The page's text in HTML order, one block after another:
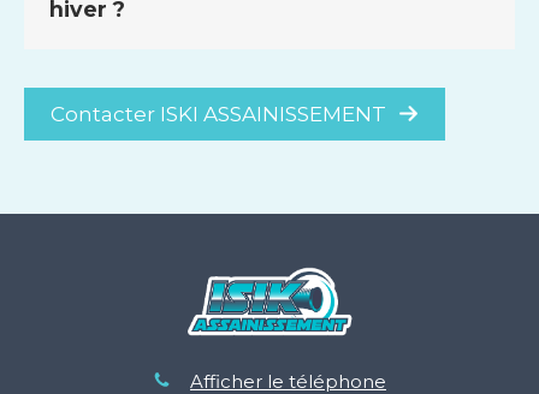
hiver ?
Contacter ISKI ASSAINISSEMENT
Afficher le téléphone